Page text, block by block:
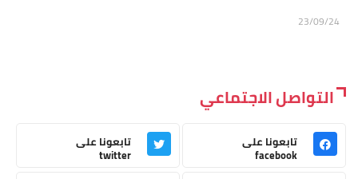
23/09/24
التواصل الاجتماعي
تابعونا على
facebook
تابعونا على
twitter